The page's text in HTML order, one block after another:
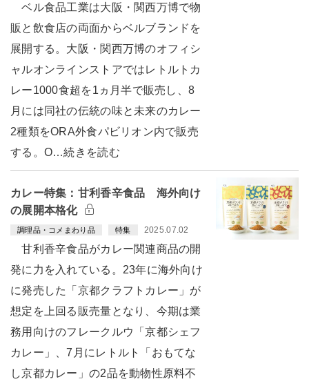
ベル食品工業は大阪・関西万博で物
販と飲食店の両面からベルブランドを
展開する。大阪・関西万博のオフィシ
ャルオンラインストアではレトルトカ
レー1000食超を1ヵ月半で販売し、8
月には同社の伝統の味と未来のカレー
2種類をORA外食パビリオン内で販売
する。O…続きを読む
カレー特集：甘利香辛食品 海外向け
の展開本格化
調理品・コメまわり品 特集 2025.07.02
甘利香辛食品がカレー関連商品の開
発に力を入れている。23年に海外向け
に発売した「京都クラフトカレー」が
想定を上回る販売量となり、今期は業
務用向けのフレークルウ「京都シェフ
カレー」、7月にレトルト「おもてな
し京都カレー」の2品を動物性原料不